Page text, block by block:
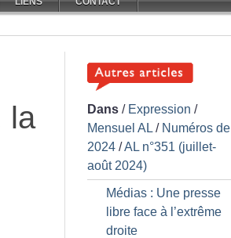
la
Dans / Expression /
Mensuel AL / Numéros de
2024 /AL n°351 (juillet-
août 2024)
Médias : Une presse
libre face à l’extrême
droite